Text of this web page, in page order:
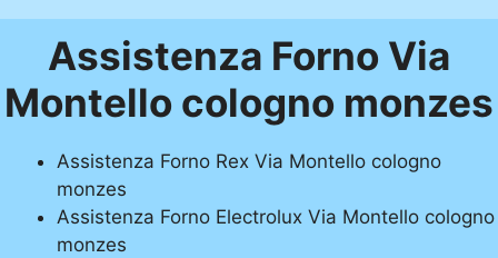
Assistenza Forno Via
Montello cologno monzes
Assistenza Forno Rex Via Montello cologno
monzes
Assistenza Forno Electrolux Via Montello cologno
monzes